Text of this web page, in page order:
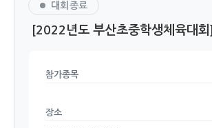
대회종료
[2022년도 부산초중학생체육대회]
참가종목
장소